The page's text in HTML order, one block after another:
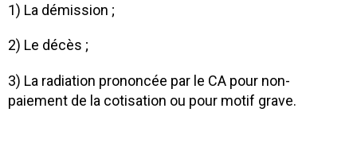
1) La démission ;
2) Le décès ;
3) La radiation prononcée par le CA pour non-
paiement de la cotisation ou pour motif grave.